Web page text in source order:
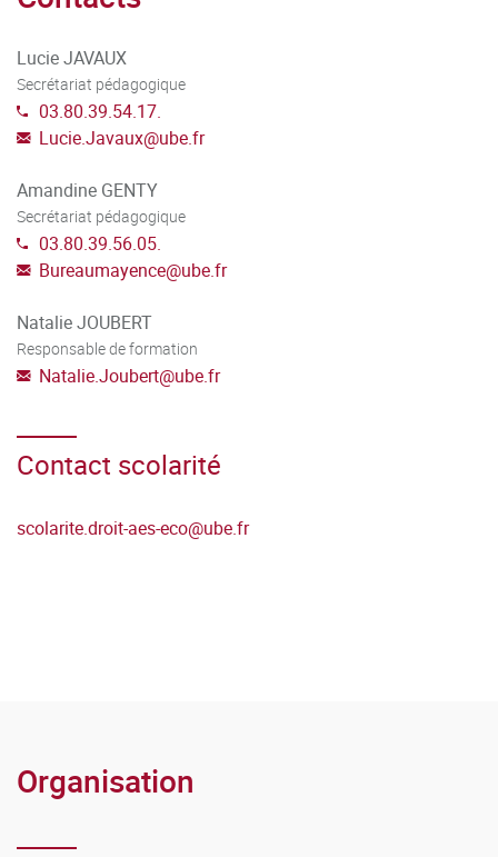
professionnel.
Lucie JAVAUX
Secrétariat pédagogique
03.80.39.54.17.
Lucie.Javaux@ube.fr
Amandine GENTY
Secrétariat pédagogique
03.80.39.56.05.
Bureaumayence@ube.fr
Natalie JOUBERT
Responsable de formation
Natalie.Joubert@ube.fr
Contact scolarité
scolarite.droit-aes-eco@ube.fr
Organisation